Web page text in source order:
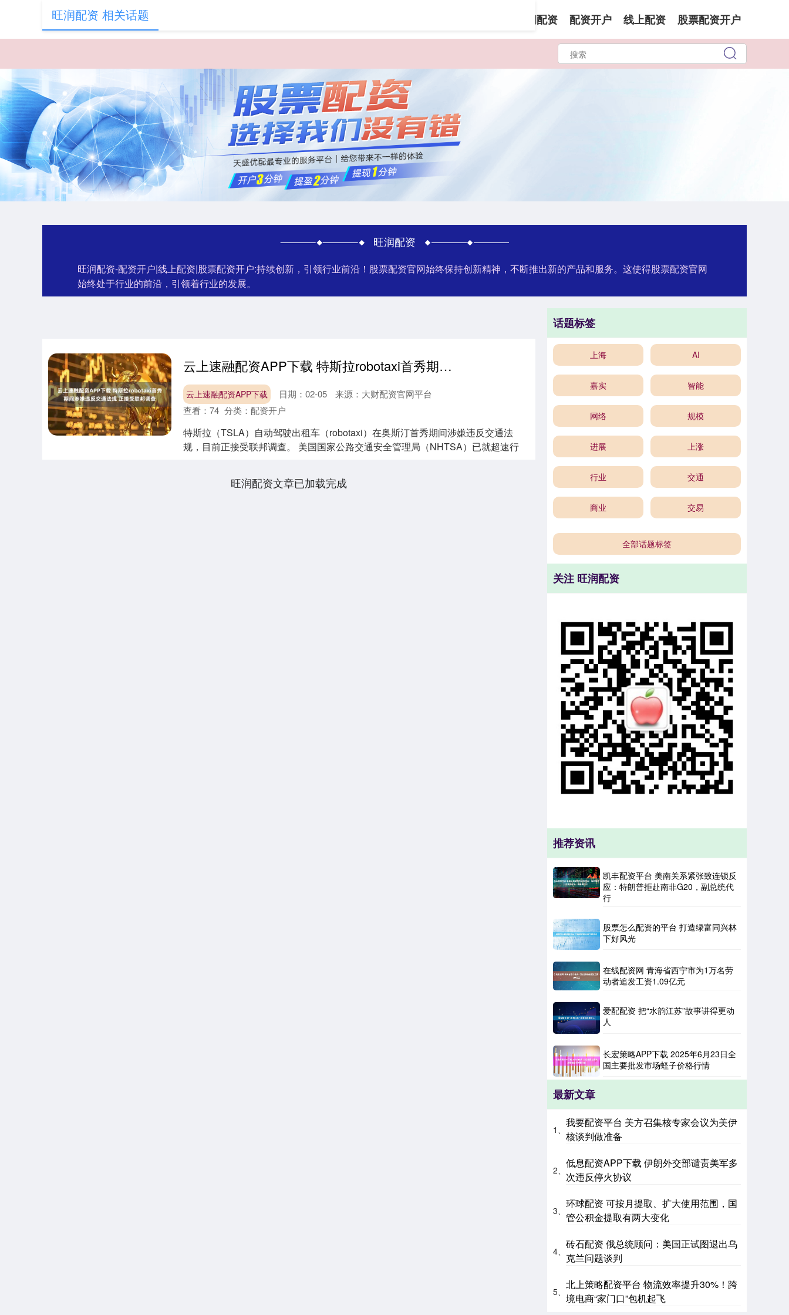
旺润配资 配资开户 线上配资 股票配资开户
旺润配资
旺润配资-配资开户|线上配资|股票配资开户:持续创新，引领行业前沿！股票配资官网始终保持创新精神，不断推出新的产品和服务。这使得股票配资官网
始终处于行业的前沿，引领着行业的发展。
旺润配资 相关话题
云上速融配资APP下载 特斯拉robotaxi首秀期间涉嫌违反交通法规 正接受联邦调查
云上速融配资APP下载 日期：02-05
来源：大财配资官网平台
查看： 74 分类： 配资开户
特斯拉（TSLA）自动驾驶出租车（robotaxi）在奥斯汀首秀期间涉嫌违反交通法
规，目前正接受联邦调查。 美国国家公路交通安全管理局（NHTSA）已就超速行
旺润配资文章已加载完成
话题标签
上海 AI
嘉实 智能
网络 规模
进展 上涨
行业 交通
商业 交易
全部话题标签
关注 旺润配资
推荐资讯
凯丰配资平台 美南关系紧张致连锁反
应：特朗普拒赴南非G20，副总统代
行
股票怎么配资的平台 打造绿富同兴林
下好风光
在线配资网 青海省西宁市为1万名劳
动者追发工资1.09亿元
爱配配资 把“水韵江苏”故事讲得更动
人
长宏策略APP下载 2025年6月23日全
国主要批发市场蛏子价格行情
最新文章
1、
我要配资平台 美方召集核专家会议为美伊
核谈判做准备
2、
低息配资APP下载 伊朗外交部谴责美军多
次违反停火协议
3、
环球配资 可按月提取、扩大使用范围，国
管公积金提取有两大变化
4、
砖石配资 俄总统顾问：美国正试图退出乌
克兰问题谈判
5、
北上策略配资平台 物流效率提升30%！跨
境电商“家门口”包机起飞